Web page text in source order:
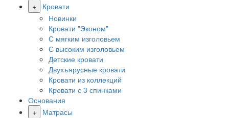
+
Кровати
Новинки
Кровати "Эконом"
С мягким изголовьем
С высоким изголовьем
Детские кровати
Двухъярусные кровати
Кровати из коллекций
Кровати с 3 спинками
Основания
+
Матрасы